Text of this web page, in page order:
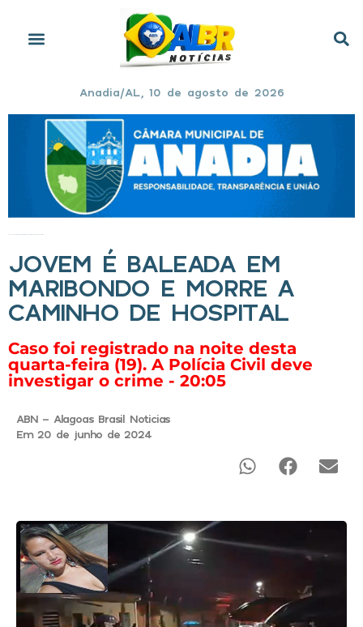
Anadia/AL, 10 de agosto de 2026
JOVEM É BALEADA EM
MARIBONDO E MORRE A
CAMINHO DE HOSPITAL
Caso foi registrado na noite desta
quarta-feira (19). A Polícia Civil deve
investigar o crime - 20:05
ABN - Alagoas Brasil Noticias
Em 20 de junho de 2024